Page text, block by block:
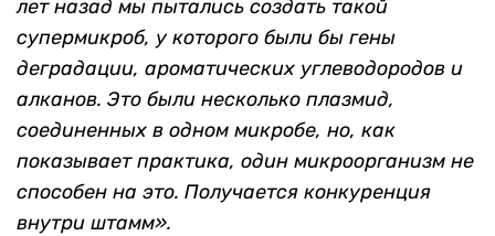
лет назад мы пытались создать такой
супермикроб, у которого были бы гены
деградации, ароматических углеводородов и
алканов. Это были несколько плазмид,
соединенных в одном микробе, но, как
показывает практика, один микроорганизм не
способен на это. Получается конкуренция
внутри штамм».